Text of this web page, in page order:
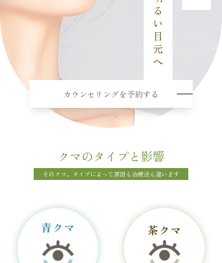
カウンセリングを予約する
クマのタイプと影響
そのクマ、タイプによって原因も治療法も違います